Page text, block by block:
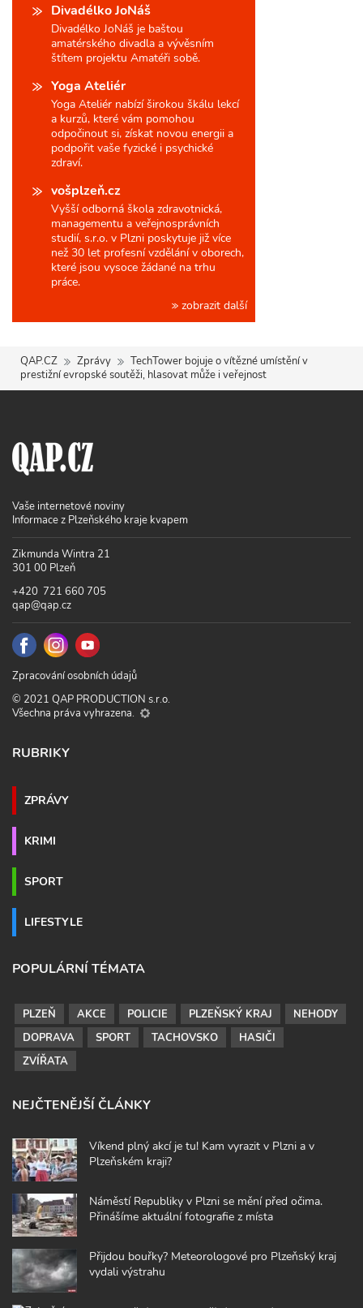
Divadélko JoNáš
Divadélko JoNáš je baštou
amatérského divadla a vývěsním
štítem projektu Amatéři sobě.
Yoga Ateliér
Yoga Ateliér nabízí širokou škálu lekcí
a kurzů, které vám pomohou
odpočinout si, získat novou energii a
podpořit vaše fyzické i psychické
zdraví.
vošplzeň.cz
Vyšší odborná škola zdravotnická,
managementu a veřejnosprávních
studií, s.r.o. v Plzni poskytuje již více
než 30 let profesní vzdělání v oborech,
které jsou vysoce žádané na trhu
práce.
zobrazit další
QAP.CZ Zprávy
TechTower bojuje o vítězné umístění v
prestižní evropské soutěži, hlasovat může i veřejnost
Vaše internetové noviny
Informace z Plzeňského kraje kvapem
Zikmunda Wintra 21
301 00 Plzeň
+420 721 660 705
qap@qap.cz
Zpracování osobních údajů
© 2021 QAP PRODUCTION s.r.o.
Všechna práva vyhrazena.
RUBRIKY
ZPRÁVY
KRIMI
SPORT
LIFESTYLE
POPULÁRNÍ TÉMATA
PLZEŇ AKCE POLICIE PLZEŇSKÝ KRAJ
NEHODY
DOPRAVA
SPORT TACHOVSKO
HASIČI
ZVÍŘATA
NEJČTENĚJŠÍ ČLÁNKY
Víkend plný akcí je tu! Kam vyrazit v Plzni a v
Plzeňském kraji?
Náměstí Republiky v Plzni se mění před očima.
Přinášíme aktuální fotografie z místa
Přijdou bouřky? Meteorologové pro Plzeňský kraj
vydali výstrahu